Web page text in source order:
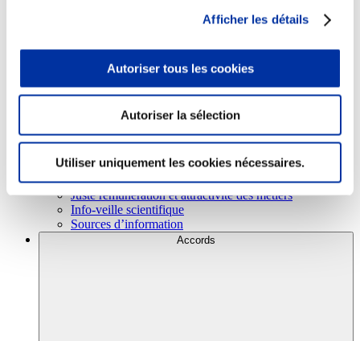
Afficher les détails
Autoriser tous les cookies
Autoriser la sélection
Utiliser uniquement les cookies nécessaires.
Sécurité sanitaire
Viandes et santé
Juste rémunération et attractivité des métiers
Info-veille scientifique
Sources d’information
Accords